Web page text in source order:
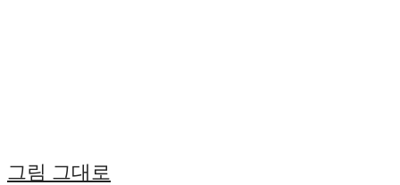
그림 그대로